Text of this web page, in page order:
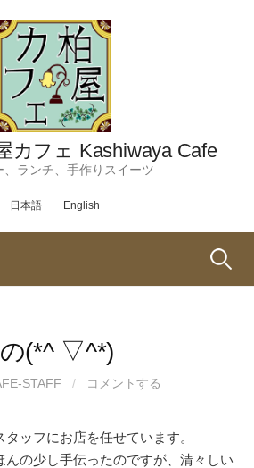
カフェ Kashiwaya Cafe
、ランチ、手作りスイーツ
日本語 English
検
(*^ ▽^*)
STAFF / コメントする
ッフにお店を任せています。
んの少し手伝ったのですが、清々しい